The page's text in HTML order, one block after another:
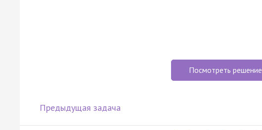
Посмотреть решение
Предыдущая задача